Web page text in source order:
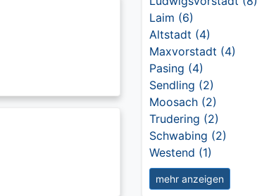
Laim (6)
Altstadt (4)
Maxvorstadt (4)
Pasing (4)
Sendling (2)
Moosach (2)
Trudering (2)
Schwabing (2)
Westend (1)
mehr anzeigen